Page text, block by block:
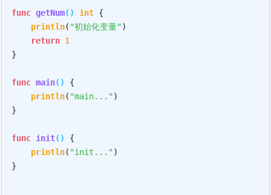
func getNum() int {
println( "初始化变量")
return 1
}
func main()
{
println( "main...")
}
func init()
{
println( "init...")
}